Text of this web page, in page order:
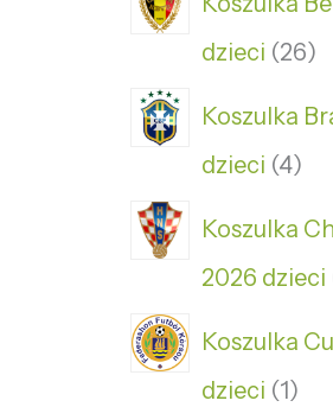
dzieci 26
Koszulka
dzieci 4
Koszulka
2026 dzieci
Koszulka
dzieci 1